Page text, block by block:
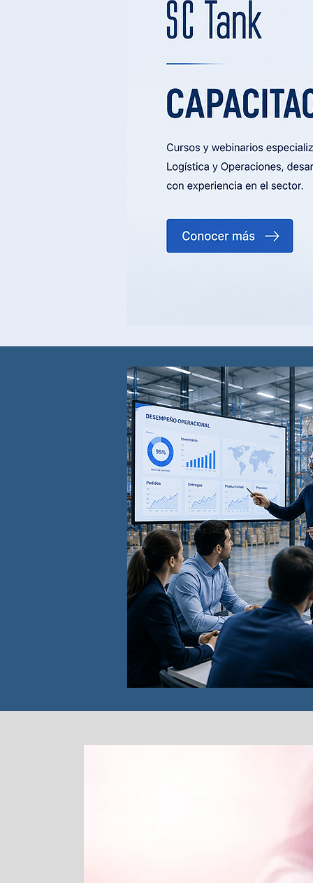
sistemática de problemas, el
desarrollo del liderazgo y la